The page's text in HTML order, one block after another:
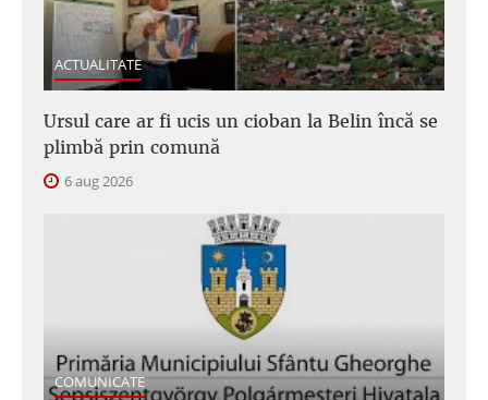
ACTUALITATE
Ursul care ar fi ucis un cioban la Belin încă se
plimbă prin comună
6 aug 2026
COMUNICATE